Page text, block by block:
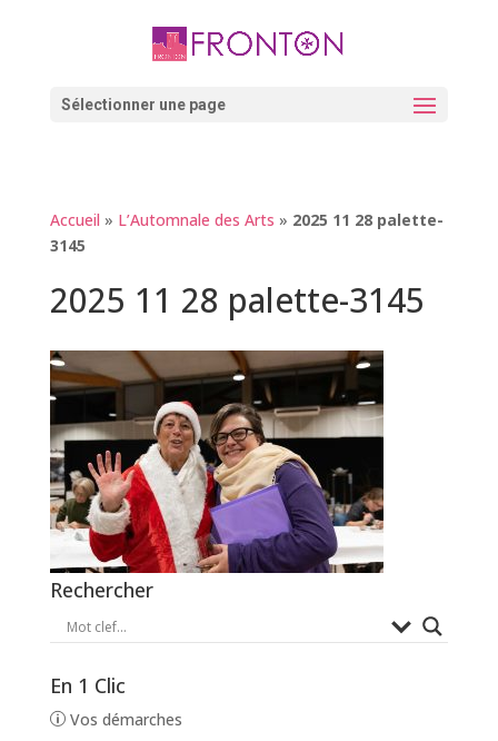
Sélectionner une page
Accueil » L’Automnale des Arts » 2025 11 28 palette-
3145
2025 11 28 palette-3145
Rechercher
En 1 Clic
Vos démarches